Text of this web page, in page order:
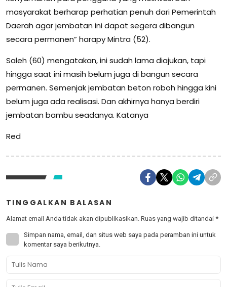
masyarakat berharap perhatian penuh dari Pemerintah
Daerah agar jembatan ini dapat segera dibangun
secara permanen” harapy Mintra (52).
Saleh (60) mengatakan, ini sudah lama diajukan, tapi
hingga saat ini masih belum juga di bangun secara
permanen. Semenjak jembatan beton roboh hingga kini
belum juga ada realisasi. Dan akhirnya hanya berdiri
jembatan bambu seadanya. Katanya
Red
TINGGALKAN BALASAN
Alamat email Anda tidak akan dipublikasikan. Ruas yang wajib ditandai *
Simpan nama, email, dan situs web saya pada peramban ini untuk
komentar saya berikutnya.